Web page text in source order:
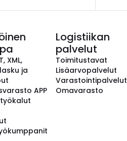
XML,
ja
APP
Logistiikan
palvelut
Toimitustavat
Lisäarvopalvelut
Varastointipalvelut
Omavarasto